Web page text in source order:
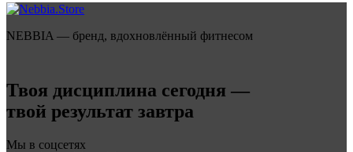
NEBBIA — бренд, вдохновлённый фитнесом
Твоя дисциплина сегодня —
твой результат завтра
Мы в соцсетях